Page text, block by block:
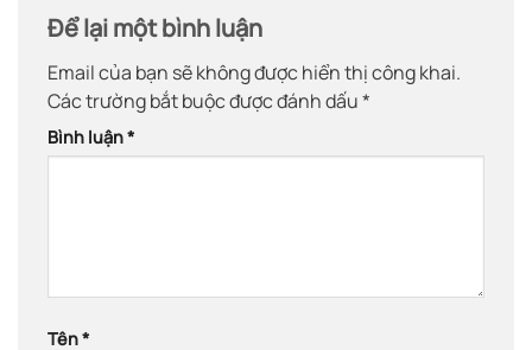
Để lại một bình luận
Email của bạn sẽ không được hiển thị công khai.
Các trường bắt buộc được đánh dấu*
Bình luận*
Tên*